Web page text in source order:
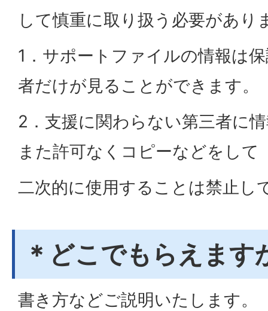
して慎重に取り扱う必要があり
1．サポートファイルの情報は
者だけが見ることができます。
2．支援に関わらない第三者に
また許可なくコピーなどをして
二次的に使用することは禁止し
＊どこでもらえます
書き方などご説明いたします。